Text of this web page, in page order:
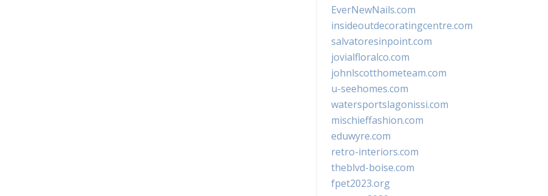
EverNewNails.com
insideoutdecoratingcentre.com
salvatoresinpoint.com
jovialfloralco.com
johnlscotthometeam.com
u-seehomes.com
watersportslagonissi.com
mischieffashion.com
eduwyre.com
retro-interiors.com
theblvd-boise.com
fpet2023.org